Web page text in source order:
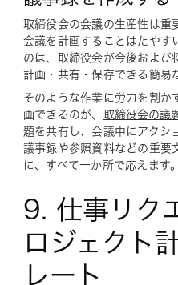
取締役会の会議の生産性は重
会議を計画することはたやす
のは、取締役会が今後および
計画・共有・保存できる簡易
そのような作業に労力を割か
画できるのが、 取締役会の議
題を共有し、会議中にアクシ
議事録や参照資料などの重要
に、すべて一か所で応えます。
9. 仕事リク
ロジェクト
レート